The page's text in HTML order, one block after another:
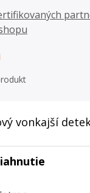
vonkajší